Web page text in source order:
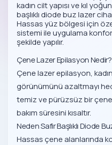
kadın cilt yapısı ve kıl
başlıklı diode buz lazer
Hassas yüz bölgesi için
sistemi ile uygulama
şekilde yapılır.
Çene Lazer Epilasyon Nedir?
Çene lazer epilasyon,
görünümünü azaltmayı
temiz ve pürüzsüz bir
bakım süresini kısaltır.
Neden Safir Başlıklı Diode
Hassas çene alanlarında